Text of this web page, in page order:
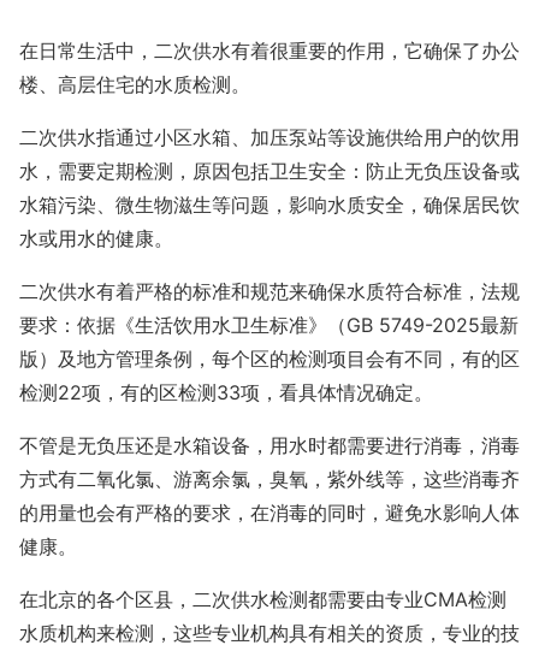
在日常生活中，二次供水有着很重要的作用，它确保了办公
楼、高层住宅的水质检测。
二次供水指通过小区水箱、加压泵站等设施供给用户的饮用
水，需要定期检测，原因包括卫生安全：防止无负压设备或
水箱污染、微生物滋生等问题，影响水质安全，确保居民饮
水或用水的健康。
二次供水有着严格的标准和规范来确保水质符合标准，法规
要求：依据《生活饮用水卫生标准》（GB 5749-2025最新
版）及地方管理条例，每个区的检测项目会有不同，有的区
检测22项，有的区检测33项，看具体情况确定。
不管是无负压还是水箱设备，用水时都需要进行消毒，消毒
方式有二氧化氯、游离余氯，臭氧，紫外线等，这些消毒齐
的用量也会有严格的要求，在消毒的同时，避免水影响人体
健康。
在北京的各个区县，二次供水检测都需要由专业CMA检测
水质机构来检测，这些专业机构具有相关的资质，专业的技